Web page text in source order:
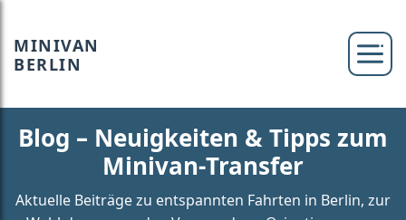
MINIVAN
BERLIN
Blog – Neuigkeiten & Tipps zum
Minivan‑Transfer
Aktuelle Beiträge zu entspannten Fahrten in Berlin, zur